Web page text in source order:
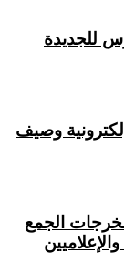
للجديدة
وصيف
الجمع